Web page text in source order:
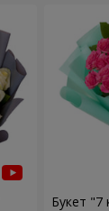
Букет "7